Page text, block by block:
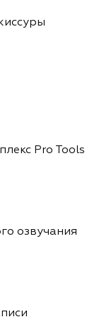
Pro Tools
озвучания